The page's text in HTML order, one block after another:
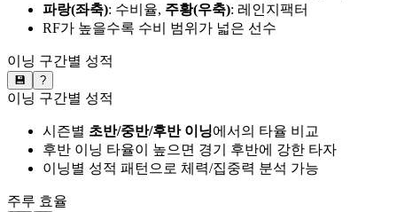
파랑(좌축): 수비율, 주황(우축): 레인지팩터
RF가 높을수록 수비 범위가 넓은 선수
이닝 구간별 성적
💾 ?
이닝 구간별 성적
시즌별 초반/중반/후반 이닝에서의 타율 비교
후반 이닝 타율이 높으면 경기 후반에 강한 타자
이닝별 성적 패턴으로 체력/집중력 분석 가능
주루 효율